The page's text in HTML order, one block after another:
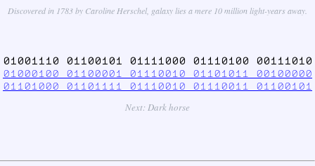
Discovered in 1783 by Caroline Herschel, galaxy lies a mere 10 million light-years away.
01001110 01100101 01111000 01110100 00111010
01000100 01100001 01110010 01101011 00100000
01101000 01101111 01110010 01110011 01100101
Next: Dark horse